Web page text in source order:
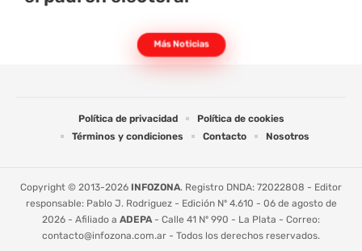
Más Noticias
Política de privacidad
Política de cookies
Términos y condiciones
Contacto Nosotros
Copyright © 2013-2026 INFOZONA. Registro DNDA: 72022808 - Editor
responsable: Pablo J. Rodriguez - Edición Nº 4.610 - 06 de agosto de
2026 - Afiliado a ADEPA- Calle 41 Nº 990 - La Plata - Correo:
contacto@infozona.com.ar - Todos los derechos reservados.